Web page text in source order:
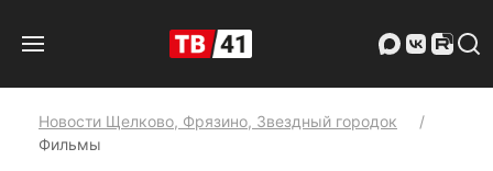
Новости Щелково, Фрязино, Звездный городок
Фильмы